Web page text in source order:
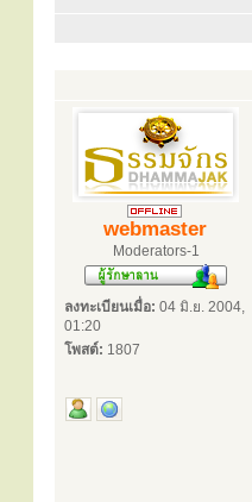
webmaster
Moderators-1
ลงทะเบียนเมื่อ: 04 มิ.ย. 2004,
01:20
โพสต์: 1807